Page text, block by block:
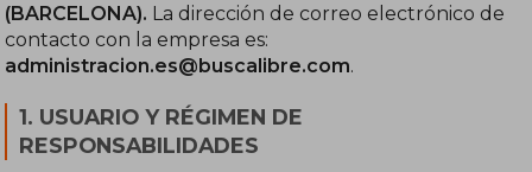
(BARCELONA). La dirección de correo electrónico de
contacto con la empresa es:
administracion.es@buscalibre.com.
1. USUARIO Y RÉGIMEN DE
RESPONSABILIDADES